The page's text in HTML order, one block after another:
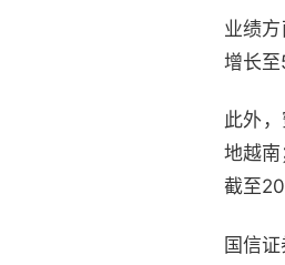
业绩
增长
此外
地越
截至
国信